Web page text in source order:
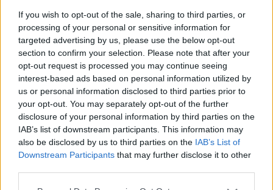
If you wish to opt-out of the sale, sharing to third parties, or
processing of your personal or sensitive information for
targeted advertising by us, please use the below opt-out
section to confirm your selection. Please note that after your
opt-out request is processed you may continue seeing
interest-based ads based on personal information utilized by
us or personal information disclosed to third parties prior to
your opt-out. You may separately opt-out of the further
disclosure of your personal information by third parties on the
IAB’s list of downstream participants. This information may
also be disclosed by us to third parties on the IAB’s List of
Downstream Participants that may further disclose it to other